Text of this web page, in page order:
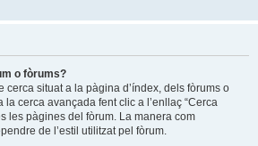
o fòrums?
cerca situat a la pàgina d’índex, dels fòrums o
cerca avançada fent clic a l’enllaç “Cerca
les pàgines del fòrum. La manera com
de l’estil utilitzat pel fòrum.